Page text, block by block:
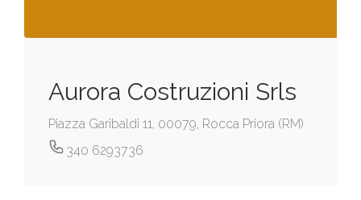
Aurora Costruzioni Srls
Piazza Garibaldi 11, 00079, Rocca Priora (RM)
340 6293736